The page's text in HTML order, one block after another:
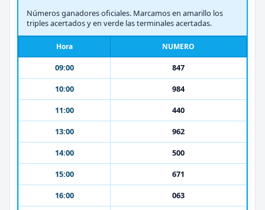
Números ganadores oficiales. Marcamos en amarillo los
triples acertados y en verde las terminales acertadas.
Hora NUMERO
09:00
847
10:00
984
11:00
440
13:00
962
14:00
500
15:00
671
16:00
063